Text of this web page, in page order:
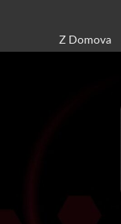
content
Z Domova